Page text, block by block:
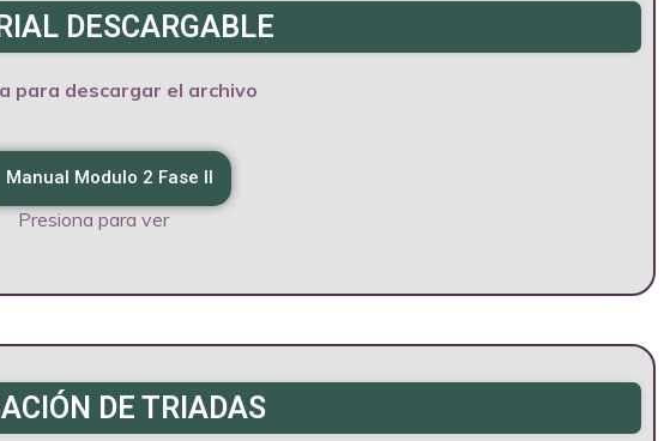
DESCARGABLE
para descargar el archivo
Manual Modulo 2 Fase II
Presiona para ver
DE TRIADAS